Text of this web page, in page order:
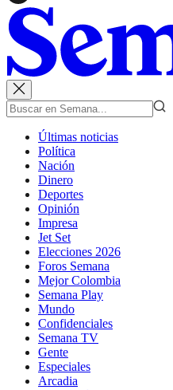
Últimas noticias
Política
Nación
Dinero
Deportes
Opinión
Impresa
Jet Set
Elecciones 2026
Foros Semana
Mejor Colombia
Semana Play
Mundo
Confidenciales
Semana TV
Gente
Especiales
Arcadia